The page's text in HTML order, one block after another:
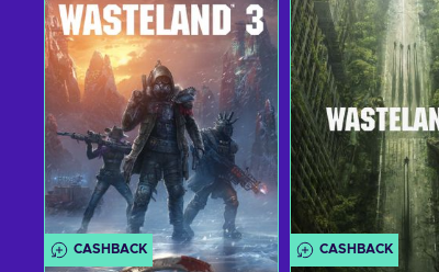
CASHBACK CASHBACK